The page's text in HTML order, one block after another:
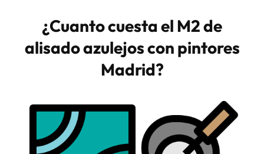
¿Cuanto cuesta el M2 de
alisado azulejos con pintores
Madrid?​